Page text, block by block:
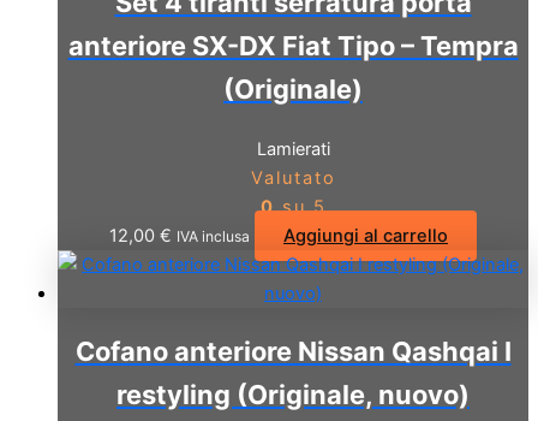
anteriore SX-DX Fiat Tipo – Tempra
(Originale)
Lamierati
Valutato
0su 5
12,00 € IVA inclusa Aggiungi al carrello
Cofano anteriore Nissan Qashqai I
restyling (Originale, nuovo)